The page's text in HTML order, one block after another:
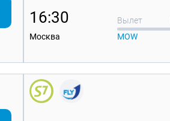
Вылет
MOW
16:30
Москва